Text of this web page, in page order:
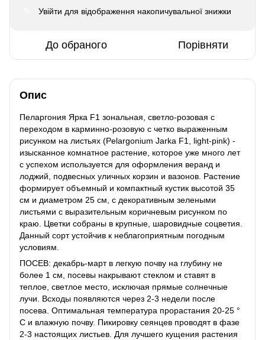
Увійти для відображення накопичувальної знижки
До обраного Порівняти
Опис
Пеларгония Ярка F1 зональная, светло-розовая с
переходом в карминно-розовую с четко выраженным
рисунком на листьях (Pelargonium Jarka F1, light-pink) -
изысканное комнатное растение, которое уже много лет
с успехом используется для оформления веранд и
лоджий, подвесных уличных корзин и вазонов. Растение
формирует объемный и компактный кустик высотой 35
см и диаметром 25 см, с декоративным зелеными
листьями с выразительным коричневым рисунком по
краю. Цветки собраны в крупные, шаровидные соцветия.
Данный сорт устойчив к неблагоприятным погодным
условиям.
ПОСЕВ: декабрь-март в легкую почву на глубину не
более 1 см, посевы накрывают стеклом и ставят в
теплое, светлое место, исключая прямые солнечные
лучи. Всходы появляются через 2-3 недели после
посева. Оптимальная температура прорастания 20-25 °
С и влажную почву. Пикировку сеянцев проводят в фазе
2-3 настоящих листьев. Для лучшего кущения растения